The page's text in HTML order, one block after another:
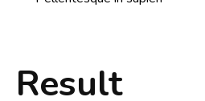
Result